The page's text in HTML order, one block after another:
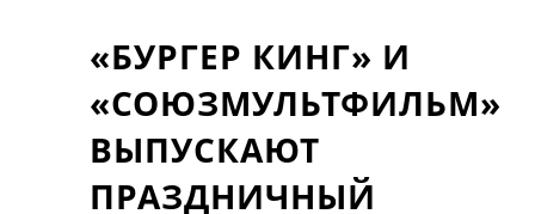
«БУРГЕР КИНГ» И
«СОЮЗМУЛЬТФИЛЬМ»
ВЫПУСКАЮТ
ПРАЗДНИЧНЫЙ